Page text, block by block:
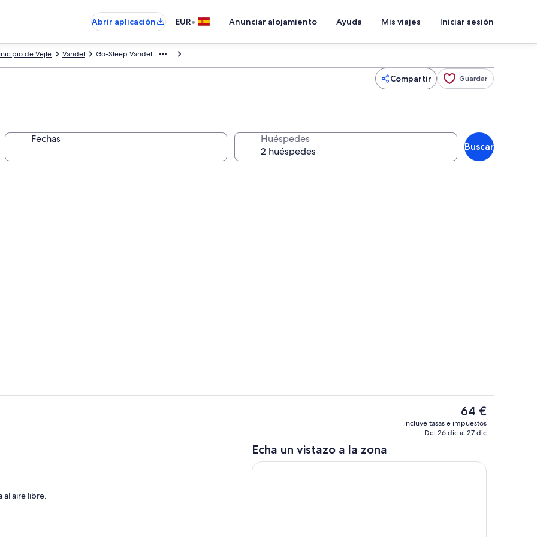
Abrir aplicación
EUR• Anunciar alojamiento Ayuda Mis viajes Iniciar sesión
Go-Sleep Vandel
Vandel
de Vejle
Compartir Guardar
Fechas Huéspedes
Buscar
Baño
al aire libre.
El
precio
actual
64 €
64 €
incluye tasas e impuestos
Del 26 dic al 27 dic
Echa un vistazo a la zona